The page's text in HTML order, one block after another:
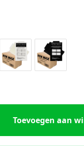
Toevoegen aan